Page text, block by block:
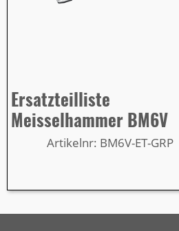
Ersatzteilliste
Meisselhammer BM6V
Artikelnr: BM6V-ET-GRP